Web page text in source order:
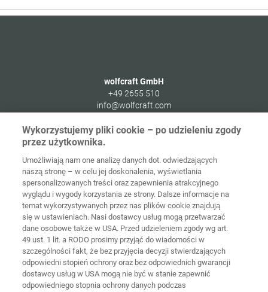
wolfcraft GmbH
+49 2655 510
info@wolfcraft.com
56746 Kempenich
Strona
główna Kontakt Nota prawna
Ochrona
danych
Ogólne
warunki
handlowe
Polityka
cookie Logowanie
Deklaracja
dostępności
Wykorzystujemy pliki cookie – po udzieleniu zgody
przez użytkownika.
Umożliwiają nam one analizę danych dot. odwiedzających
naszą stronę – w celu jej doskonalenia, wyświetlania
spersonalizowanych treści oraz zapewnienia atrakcyjnego
wyglądu i wygody korzystania ze strony. Dalsze informacje na
temat wykorzystywanych przez nas plików cookie znajdują
się w ustawieniach. Nasi dostawcy usług mogą przetwarzać
dane osobowe także w USA. Przed udzieleniem zgody wg art.
49 ust. 1 lit. a RODO prosimy przyjąć do wiadomości w
szczególności fakt, że bez przyjęcia decyzji stwierdzających
odpowiedni stopień ochrony oraz bez odpowiednich gwarancji
dostawcy usług w USA mogą nie być w stanie zapewnić
odpowiedniego stopnia ochrony danych podczas